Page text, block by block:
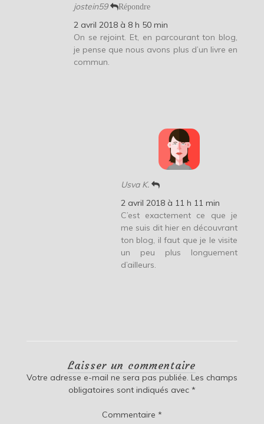
jostein59 Répondre
2 avril 2018 à 8 h 50 min
On se rejoint. Et, en parcourant ton blog,
je pense que nous avons plus d’un livre en
commun.
Usva K.
2 avril 2018 à 11 h 11 min
C’est exactement ce que je
me suis dit hier en découvrant
ton blog, il faut que je le visite
un peu plus longuement
d’ailleurs.
Laisser un commentaire
Votre adresse e-mail ne sera pas publiée. Les champs
obligatoires sont indiqués avec *
Commentaire *